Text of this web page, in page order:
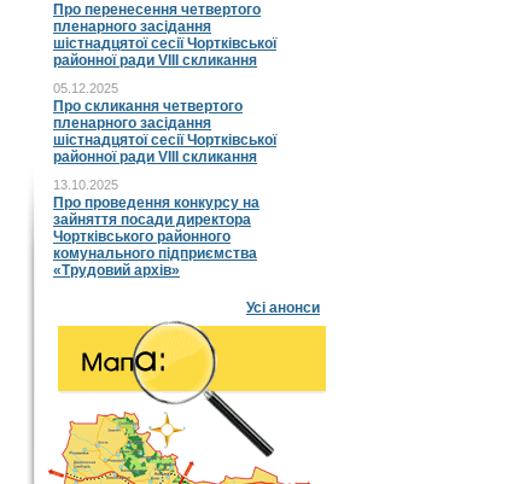
Про перенесення четвертого
пленарного засідання
шістнадцятої сесії Чортківської
районної ради VIII скликання
05.12.2025
Про скликання четвертого
пленарного засідання
шістнадцятої сесії Чортківської
районної ради VIII скликання
13.10.2025
Про проведення конкурсу на
зайняття посади директора
Чортківського районного
комунального підприємства
«Трудовий архів»
Усі анонси